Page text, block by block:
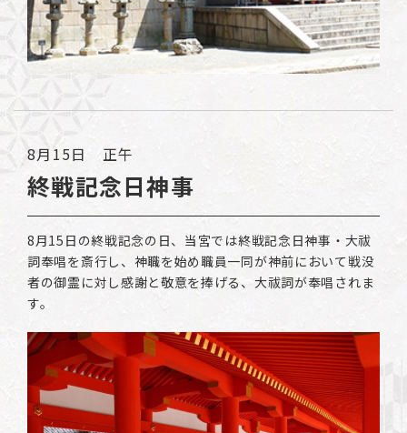
8月15日 正午
終戦記念日神事
8月15日の終戦記念の日、当宮では終戦記念日神事・大祓
詞奉唱を斎行し、神職を始め職員一同が神前において戦没
者の御霊に対し感謝と敬意を捧げる、大祓詞が奉唱されま
す。